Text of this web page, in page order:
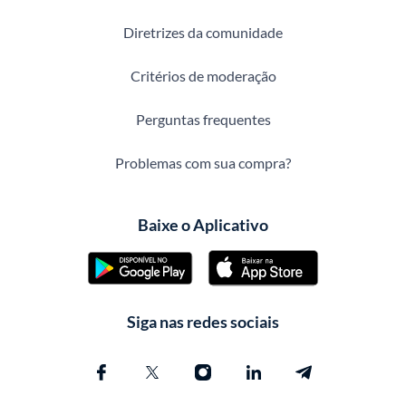
Diretrizes da comunidade
Critérios de moderação
Perguntas frequentes
Problemas com sua compra?
Baixe o Aplicativo
Siga nas redes sociais